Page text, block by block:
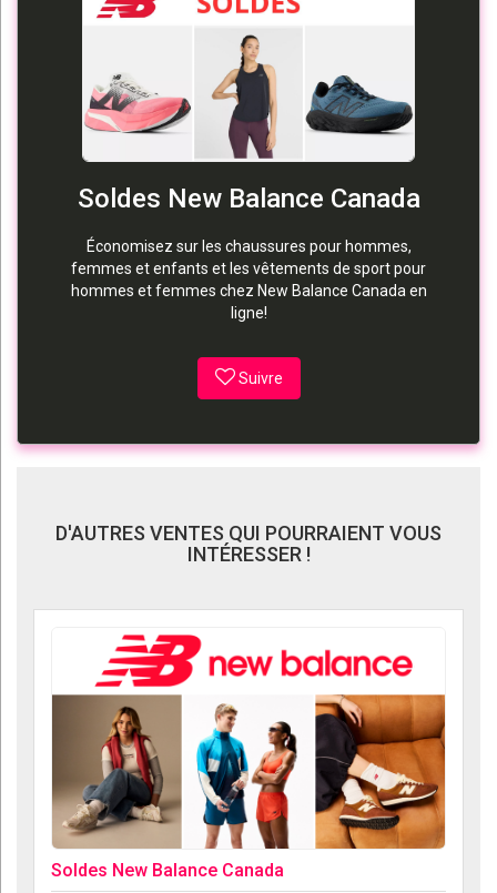
Soldes New Balance Canada
Économisez sur les chaussures pour hommes,
femmes et enfants et les vêtements de sport pour
hommes et femmes chez New Balance Canada en
ligne!
Suivre
D'AUTRES VENTES QUI POURRAIENT VOUS
INTÉRESSER !
Soldes New Balance Canada